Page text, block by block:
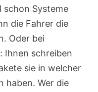
schon Systeme
die Fahrer die
Oder bei
Ihnen schreiben
sie in welcher
haben. Wer die